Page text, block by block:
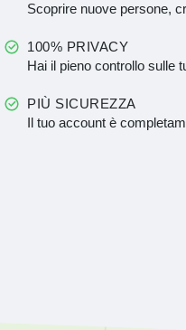
Scoprire nuove persone,
100% PRIVACY
Hai il pieno controllo sulle
PIÙ SICUREZZA
Il tuo account è